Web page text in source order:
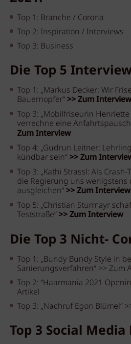
Top 1: Branche / Corona
Top 2: Inspiration / Interviews
Top 3: Business
Die Top 5
Top 1: „Markus Decker: Wir
Bauernopfer“ >> Zum Interview
Top 3: „Mobilfriseurin
verrechne eine
Zum Interview
Top 4: „Gudrun Leitner:
kündbar sein“ >> Zum
Top 3: „Kathi Strassl: Als
die Regierung uns wenigstens
ausgleichen“ >> Zum Interview
Top 5: „Christian Sturmayr
Teststraße” >> Zum Interview
Die Top 3 Nicht-
Top 1: „Bundy Bundy Style in
Sanierungsverfahren“ >> Zum
Top 2: “Haarmania 2021
Artikel
Top 3: „Nachruf Egon Blümel“
Top 3 Social